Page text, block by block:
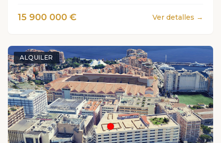
15 900 000 € Ver detalles →
ALQUILER